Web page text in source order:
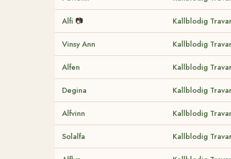
Alfi 📷 Kallblodig
Vinsy Ann Kallblodig
Alfen Kallblodig
Degina Kallblodig
Alfvinn Kallblodig
Solalfa Kallblodig